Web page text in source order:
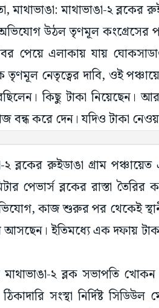
মাথাভাঙা: মাথাভাঙা-২ ব্লকের
উঠল তৃণমূল কংগ্রেসের
পেয়ে এলাকায় যায়
তৃণমূল নেতৃত্বের দাবি, ওই
কিছু টাকা নিয়েছেন।
বন্ধ করে দেন। যদিও টাকা
২ ব্লকের রুইডাঙা গ্রাম
পেভার্স ব্লকের রাস্তা
কাজ শুরুর পর থেকেই
আসছেন। ইতিমধ্যে এক দফায়
২ ব্লক সভাপতি
সংস্থা নির্দিষ্ট